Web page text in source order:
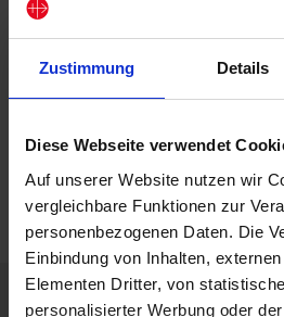
Zustimmung Details
Diese Webseite verwendet
Auf unserer Website nutzen wir
vergleichbare Funktionen zur
personenbezogenen Daten. Die
Einbindung von Inhalten,
Elementen Dritter, von
personalisierter Werbung oder
Beschreibung